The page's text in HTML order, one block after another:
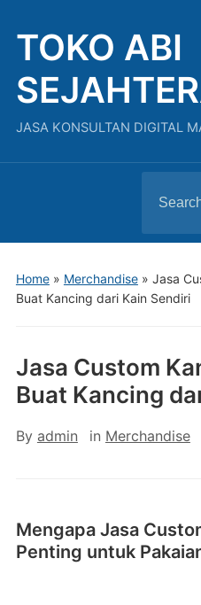
TOKO ABI
JASA KONSULTAN DIGITAL
for:
Home» Merchandise» Jasa
Buat Kancing dari Kain Sendiri
Jasa Custom
Buat Kancing
By admin in Merchandise
Mengapa Jasa
Penting untuk